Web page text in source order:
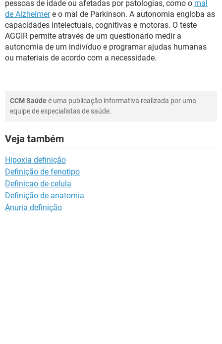
GLOSSÁRIO
pessoas de idade ou afetadas por patologias, como o mal
de Alzheimere o mal de Parkinson. A autonomia engloba as
capacidades intelectuais, cognitivas e motoras. O teste
AGGIR permite através de um questionário medir a
autonomia de um indivíduo e programar ajudas humanas
ou materiais de acordo com a necessidade.
CCM Saúdeé uma publicação informativa realizada por uma
equipe de especialistas de saúde.
Veja também
Hipoxia definição
Definição de fenotipo
Definicao de celula
Definição de anatomia
Anuria definição